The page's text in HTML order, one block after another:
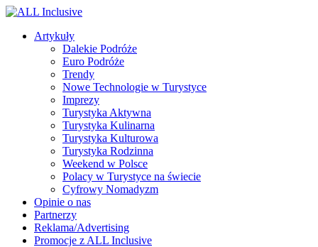
Artykuły
Dalekie Podróże
Euro Podróże
Trendy
Nowe Technologie w Turystyce
Imprezy
Turystyka Aktywna
Turystyka Kulinarna
Turystyka Kulturowa
Turystyka Rodzinna
Weekend w Polsce
Polacy w Turystyce na świecie
Cyfrowy Nomadyzm
Opinie o nas
Partnerzy
Reklama/Advertising
Promocje z ALL Inclusive